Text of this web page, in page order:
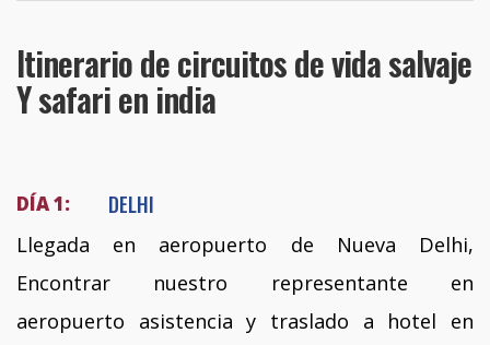
Itinerario de circuitos de vida salvaje
Y safari en india
DÍA 1: DELHI
Llegada en aeropuerto de Nueva Delhi,
Encontrar nuestro representante en
aeropuerto asistencia y traslado a hotel en